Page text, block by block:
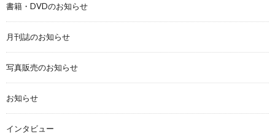
書籍・DVDのお知らせ
月刊誌のお知らせ
写真販売のお知らせ
お知らせ
インタビュー